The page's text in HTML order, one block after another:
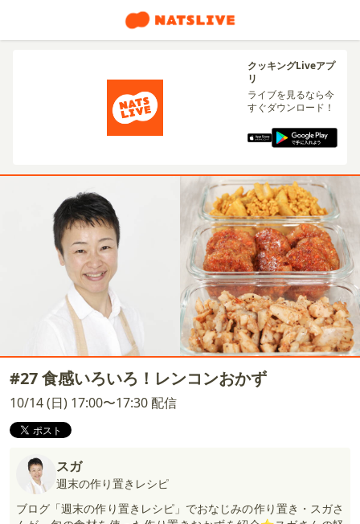
クッキングLiveアプ
リ
ライブを見るなら今
すぐダウンロード！
#27 食感いろいろ！レンコンおかず
10/14 (日) 17:00〜17:30 配信
スガ
週末の作り置きレシピ
ブログ「週末の作り置きレシピ」でおなじみの作り置き・スガさ